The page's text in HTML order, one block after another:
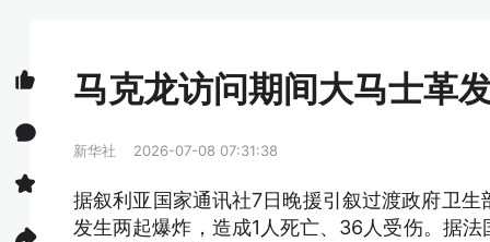
马克龙访问期间大马士革
新华社 2026-07-08 07:31:38
据叙利亚国家通讯社7日晚援引叙过渡政府卫
发生两起爆炸，造成1人死亡、36人受伤。据